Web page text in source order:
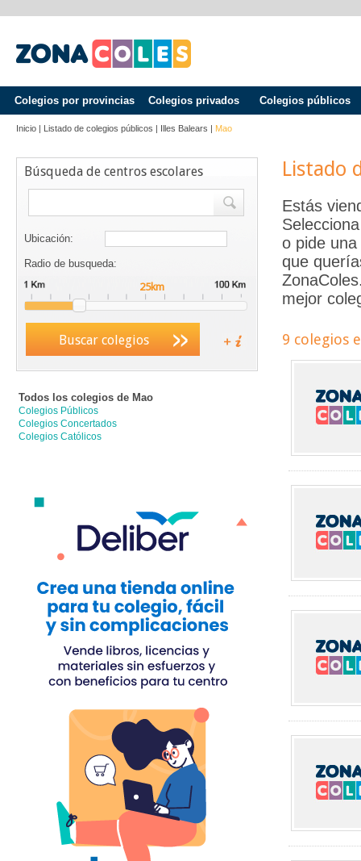
Colegios por provincias Colegios privados Colegios públicos
Inicio | Listado de colegios públicos | Illes Balears | Mao
Búsqueda de centros escolares
Ubicación:
Radio de busqueda:
Buscar colegios
Todos los colegios de Mao
Colegios Públicos
Colegios Concertados
Colegios Católicos
Listado
Estás
o pide
que
mejor
9 colegios